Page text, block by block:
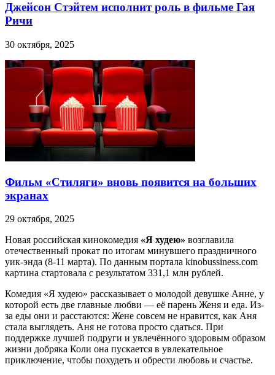
Джейсон Стэйтем исполнит роль в фильме Гая
Ричи
30 октября, 2025
Фильм «Стиляги» вновь появится на больших
экранах
29 октября, 2025
Новая российская кинокомедия «Я худею» возглавила
отечественный прокат по итогам минувшего праздничного
уик-энда (8-11 марта). По данным портала kinobussiness.com
картина стартовала с результатом 331,1 млн рублей.
Комедия «Я худею» рассказывает о молодой девушке Анне, у
которой есть две главные любви — её парень Женя и еда. Из-
за еды они и расстаются: Жене совсем не нравится, как Аня
стала выглядеть. Аня не готова просто сдаться. При
поддержке лучшей подруги и увлечённого здоровым образом
жизни добряка Коли она пускается в увлекательное
приключение, чтобы похудеть и обрести любовь и счастье.